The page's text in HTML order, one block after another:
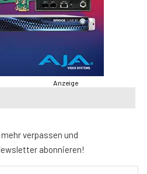
Anzeige
verpassen und
abonnieren!